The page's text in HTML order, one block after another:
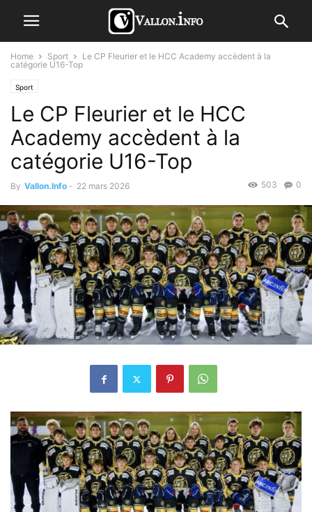
Home Sport
Le CP Fleurier et le HCC Academy accèdent à la
catégorie U16-Top
Sport
Le CP Fleurier et le HCC
Academy accèdent à la
catégorie U16-Top
By Vallon.Info - 22 mars 2026 0
503